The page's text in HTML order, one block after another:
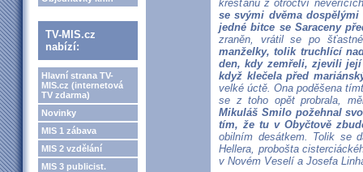
TV-MIS.cz
nabízí:
Hlavní strana TV-
MIS.cz (internetová
TV zdarma)
Novinky
MIS 1 zábava
MIS 2 vzdělání
MIS 3 publicist.
křesťanů z otroctví
se svými dvěma
jedné bitce se Saraceny
zraněn, vrátil se po
manželky, tolik truchlící
den, kdy zemřeli, zjevili
když klečela před
velké úctě. Ona poděšena
se z toho opět probrala,
Mikuláš Smilo požehnal
tím, že tu v Obyčtově
obilním desátkem. Tolik se
Hellera, probošta
v Novém Veselí a Josefa